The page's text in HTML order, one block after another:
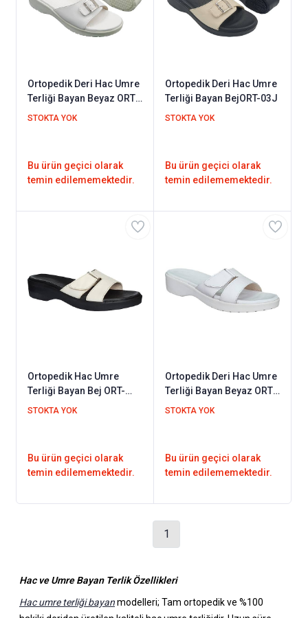
Ortopedik Deri Hac Umre
Terliği Bayan Beyaz ORT-
03B
STOKTA YOK
Bu ürün geçici olarak
temin edilememektedir.
Ortopedik Deri Hac Umre
Terliği Bayan BejORT-03J
STOKTA YOK
Bu ürün geçici olarak
temin edilememektedir.
Ortopedik Hac Umre
Terliği Bayan Bej ORT-
01J
STOKTA YOK
Bu ürün geçici olarak
temin edilememektedir.
Ortopedik Deri Hac Umre
Terliği Bayan Beyaz ORT-
01B
STOKTA YOK
Bu ürün geçici olarak
temin edilememektedir.
1
Hac ve Umre Bayan Terlik Özellikleri
Hac umre terliği bayanmodelleri; Tam ortopedik ve %100